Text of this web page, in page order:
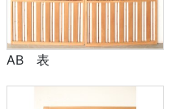
AB 表